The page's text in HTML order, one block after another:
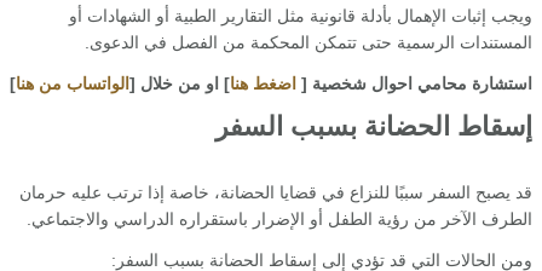
ويجب إثبات الإهمال بأدلة قانونية مثل التقارير الطبية أو الشهادات أو
المستندات الرسمية حتى تتمكن المحكمة من الفصل في الدعوى.
استشارة محامي احوال شخصية [ اضغط هنا] او من خلال [ الواتساب من هنا]
إسقاط الحضانة بسبب السفر
قد يصبح السفر سببًا للنزاع في قضايا الحضانة، خاصة إذا ترتب عليه حرمان
الطرف الآخر من رؤية الطفل أو الإضرار باستقراره الدراسي والاجتماعي.
ومن الحالات التي قد تؤدي إلى إسقاط الحضانة بسبب السفر: